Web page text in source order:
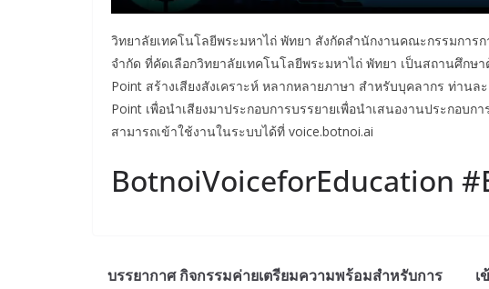
วิทยาลัยเทคโนโลยีพระมหาไถ่ พัทยา สังกัดสำนักงานคณะกรรมกา
จำกัด ที่คัดเลือกวิทยาลัยเทคโนโลยีพระมหาไถ่ พัทยา เป็นสถานศึกษ
Point สร้างเสียงสังเคราะห์ หลากหลายภาษา สำหรับบุคลากร ท่าน
Point เพื่อนำเสียงมาประกอบการบรรยายเพื่อนำเสนองานประกอบก
สามารถเข้าใช้งานในระบบได้ที่ voice.botnoi.ai
BotnoiVoiceforEducation
บรรยากาศ กิจกรรมค่ายเตรียมความพร้อมสำหรับการ
เ